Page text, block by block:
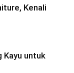
Kenali
Kayu untuk